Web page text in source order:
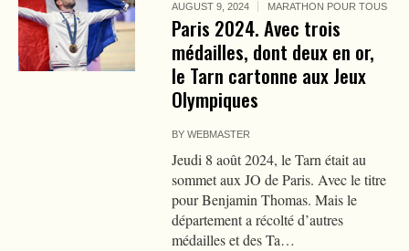
AUGUST 9, 2024 MARATHON POUR TOUS
Paris 2024. Avec trois
médailles, dont deux en or,
le Tarn cartonne aux Jeux
Olympiques
BYWEBMASTER
Jeudi 8 août 2024, le Tarn était au
sommet aux JO de Paris. Avec le titre
pour Benjamin Thomas. Mais le
département a récolté d’autres
médailles et des Ta…